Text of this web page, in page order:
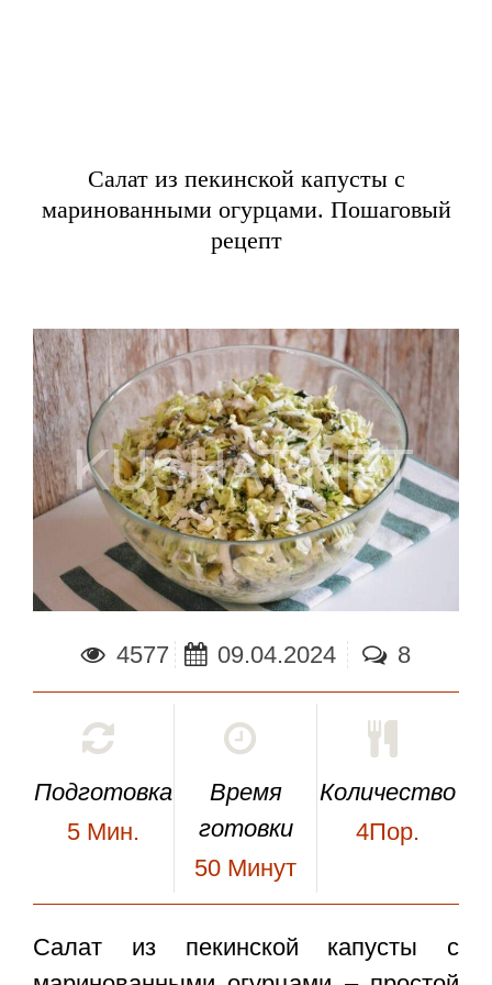
Салат из пекинской капусты с
маринованными огурцами. Пошаговый
рецепт
4577 09.04.2024 8
Подготовка
5 Мин.
Время
готовки
50 Минут
Количество
4Пор.
Салат из пекинской капусты с